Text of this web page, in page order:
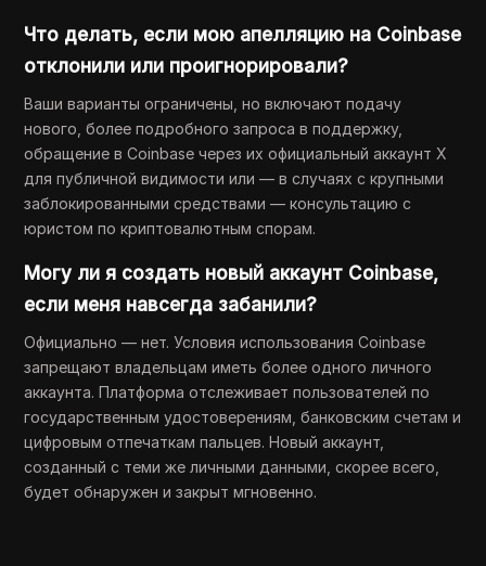
Что делать, если мою апелляцию на Coinbase
отклонили или проигнорировали?
Ваши варианты ограничены, но включают подачу
нового, более подробного запроса в поддержку,
обращение в Coinbase через их официальный аккаунт X
для публичной видимости или — в случаях с крупными
заблокированными средствами — консультацию с
юристом по криптовалютным спорам.
Могу ли я создать новый аккаунт Coinbase,
если меня навсегда забанили?
Официально — нет. Условия использования Coinbase
запрещают владельцам иметь более одного личного
аккаунта. Платформа отслеживает пользователей по
государственным удостоверениям, банковским счетам и
цифровым отпечаткам пальцев. Новый аккаунт,
созданный с теми же личными данными, скорее всего,
будет обнаружен и закрыт мгновенно.